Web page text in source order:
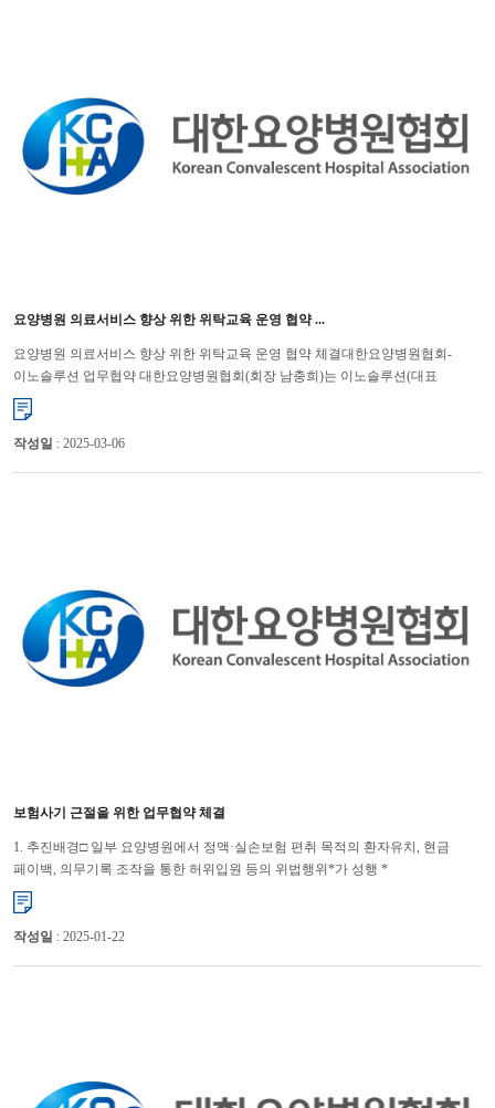
요양병원 의료서비스 향상 위한 위탁교육 운영 협약 ...
요양병원 의료서비스 향상 위한 위탁교육 운영 협약 체결대한요양병원협회-
이노솔루션 업무협약 대한요양병원협회(회장 남충희)는 이노솔루션(대표
문현근)과 6일 요양병원 의료서비스 질 향상을 위한 위탁교육 운영 협약...
작성일 : 2025-03-06
보험사기 근절을 위한 업무협약 체결
1. 추진배경□ 일부 요양병원에서 정액·실손보험 편취 목적의 환자유치, 현금
페이백, 의무기록 조작을 통한 허위입원 등의 위법행위*가 성행 *
「KBS시사교양 창(439회 : 암환자를 삽니다」에서도 암전문 요양병원의 불법 페
�...
작성일 : 2025-01-22